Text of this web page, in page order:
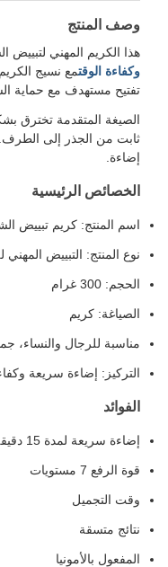
وصف المنتج
هذا الكريم المهني
وكفاءة الوقت
تفتيح مستهدف مع حماية
الصيغة المتقدمة تخترق
ثابت من الجذر إلى
إضاءة.
الخصائص الرئيسية
اسم المنتج: كريم تبييض
نوع المنتج: التبييض المهني
الحجم: 300 غرام
الصياغة: كريم
مناسبة للرجال والنساء،
التركيز: إضاءة سريعة
الفوائد
إضاءة سريعة لمدة 15 دقيقة
قوة الرفع 7 مستويات
وقت التجميل
نتائج متسقة
المفعول بالأمونيا